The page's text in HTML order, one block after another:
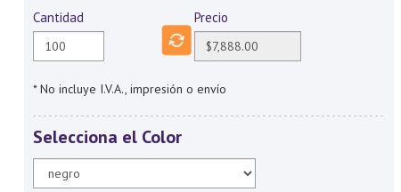
Cantidad Precio
* No incluye I.V.A., impresión o envío
Selecciona el Color